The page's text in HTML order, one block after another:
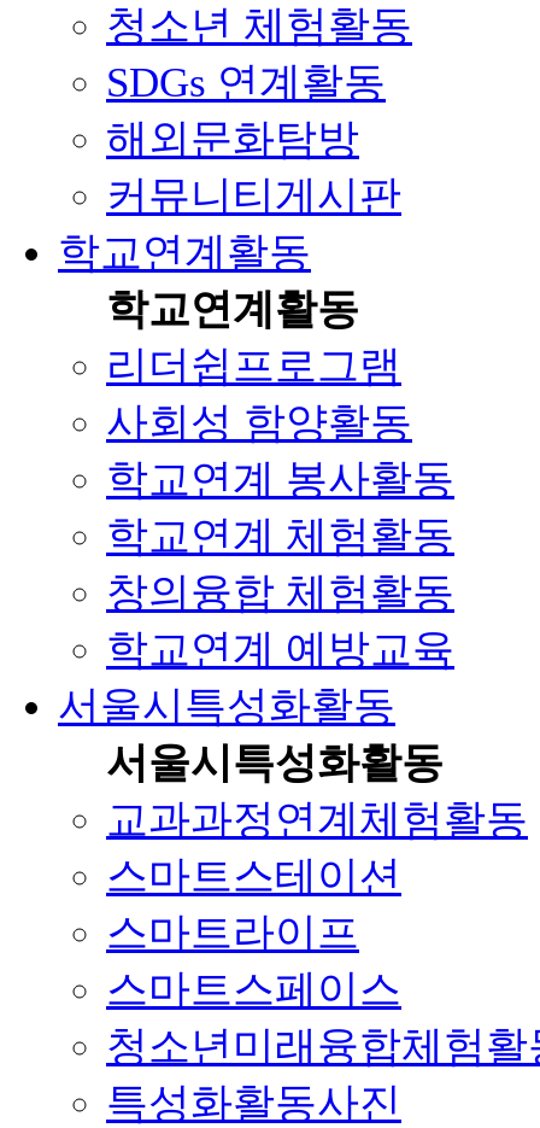
청소년 체험활동
SDGs 연계활동
해외문화탐방
커뮤니티게시판
학교연계활동
학교연계활동
리더쉽프로그램
사회성 함양활동
학교연계 봉사활동
학교연계 체험활동
창의융합 체험활동
학교연계 예방교육
서울시특성화활동
서울시특성화활동
교과과정연계체험활동
스마트스테이션
스마트라이프
스마트스페이스
청소년미래융합체험활
특성화활동사진